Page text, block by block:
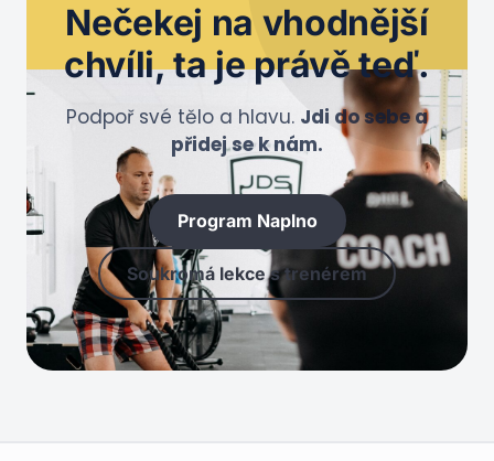
Nečekej na vhodnější
chvíli, ta je právě teď.
Podpoř své tělo a hlavu. Jdi do sebe a
přidej se k nám.
Program Naplno
Soukromá lekce s trenérem